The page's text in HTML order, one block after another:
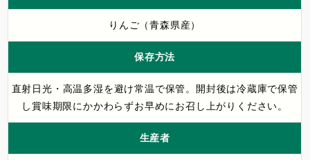
りんご（青森県産）
保存方法
直射日光・高温多湿を避け常温で保管。開封後は冷蔵庫で保管
し賞味期限にかかわらずお早めにお召し上がりください。
生産者